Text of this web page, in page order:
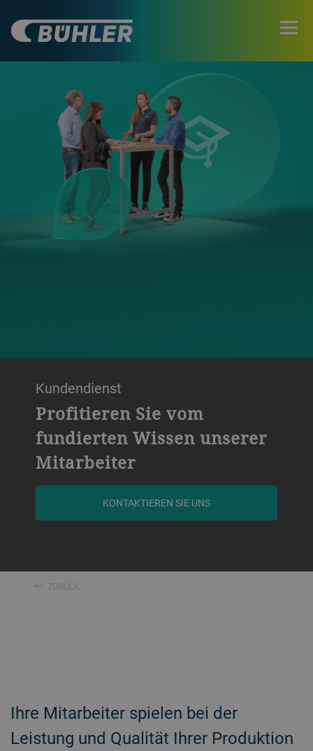
Kundendienst
Profitieren Sie vom
fundierten Wissen unserer
Mitarbeiter
KONTAKTIEREN SIE UNS
ZURÜCK
Ihre Mitarbeiter spielen bei der
Leistung und Qualität Ihrer Produktion